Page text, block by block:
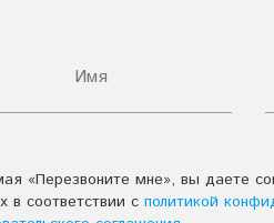
«Перезвоните мне», вы даете
в соответствии с политикой